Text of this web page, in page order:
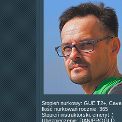
Stopień nurkowy: GUE T2+, Cave
Ilość nurkowań rocznie: 365
Stopień instruktorski: emeryt :)
Ubezpieczenie: DAN/PROGLD